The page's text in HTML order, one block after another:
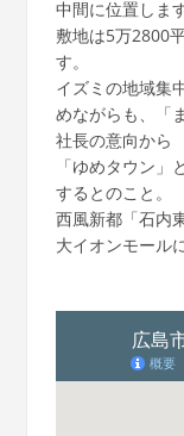
中間に位置します
敷地は5万2800
す。
イズミの地域集
めながらも、「
社長の意向から
「ゆめタウン
するとのこと。
西風新都「石内
大イオンモール